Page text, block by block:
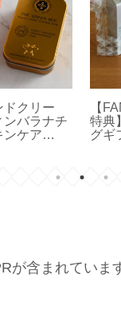
ドクリー
ンバラナチ
ンケア
【
特典
グギ
が含まれてい